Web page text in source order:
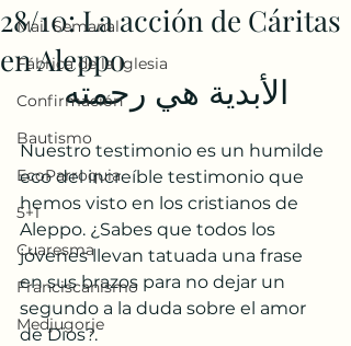
Mail Semanal
Fábrica de la Iglesia
Confirmación
Bautismo
EcoParroquia
5+1
Cuaresma
Franciscanismo
Medjugorje
28/10: La acción de Cáritas
en Aleppo
الأبدية هي رحمته
Nuestro testimonio es un humilde
eco del increíble testimonio que
hemos visto en los cristianos de
Aleppo. ¿Sabes que todos los
jóvenes llevan tatuada una frase
en sus brazos para no dejar un
segundo a la duda sobre el amor
de Dios?.